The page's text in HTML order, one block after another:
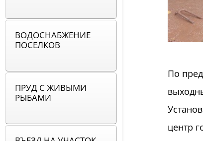
ВОДОСНАБЖЕНИЕ
ПОСЕЛКОВ
ПРУД С ЖИВЫМИ
РЫБАМИ
По
центр